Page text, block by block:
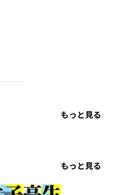
もっと見る
もっと見る